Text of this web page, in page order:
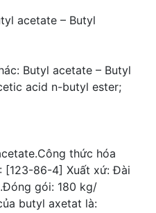
acetate – Butyl
Butyl acetate – Butyl
acid n-butyl ester;
thức hóa
[123-86-4] Xuất xứ: Đài
gói: 180 kg/
butyl axetat là: